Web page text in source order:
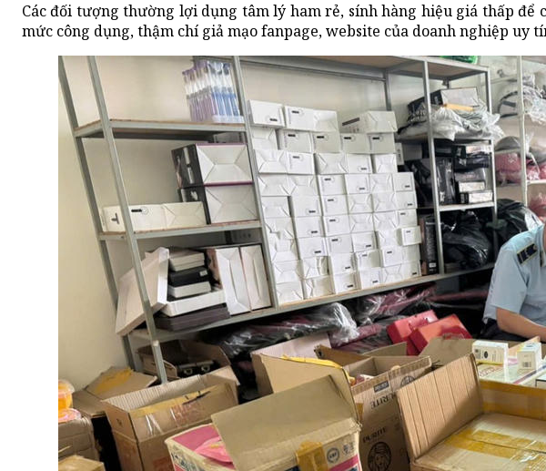
Các đối tượng thường lợi dụng tâm lý ham rẻ, sính hàng hiệu giá thấp để
mức công dụng, thậm chí giả mạo fanpage, website của doanh nghiệp uy